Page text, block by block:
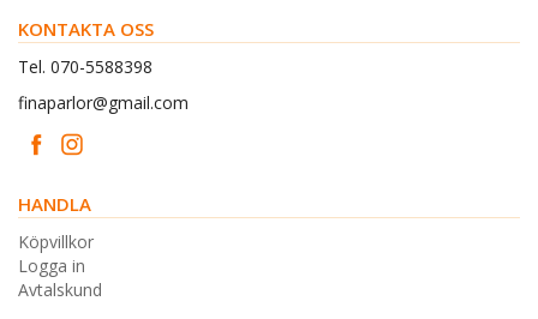
KONTAKTA OSS
Tel. 070-5588398
finaparlor@gmail.com
HANDLA
Köpvillkor
Logga in
Avtalskund